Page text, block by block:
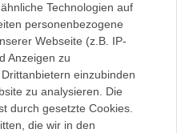
ohne Kaffeepresse.
reißt nicht ein und franst
verlaufender
der Kaffeesatz nicht in den
sich alles flach
- ein besseres
Campen gibt es nicht.
Technologien auf
personenbezogene
Webseite (z.B. IP-
Anzeigen zu
einzubinden
zu analysieren. Die
durch gesetzte Cookies.
die wir in den